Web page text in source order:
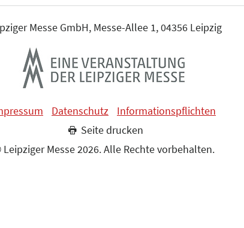
Messe GmbH, Messe-Allee 1, 04356 Leipzig
Datenschutz
Informationspflichten
Seite drucken
Messe 2026. Alle Rechte vorbehalten.